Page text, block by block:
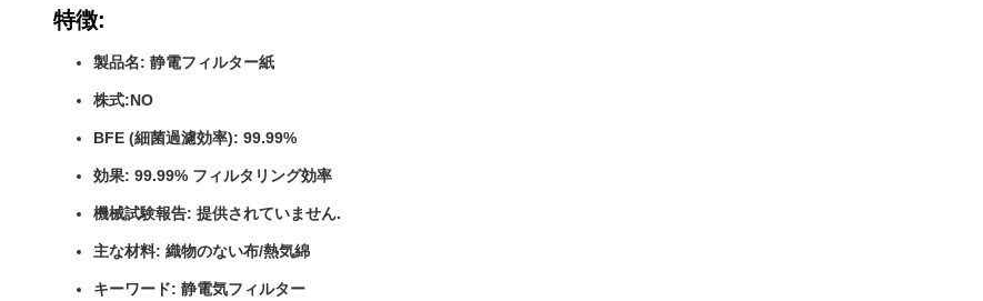
特徴:
製品名: 静電フィルター紙
株式:NO
BFE (細菌過濾効率): 99.99%
効果: 99.99% フィルタリング効率
機械試験報告: 提供されていません.
主な材料: 織物のない布/熱気綿
キーワード: 静電気フィルター